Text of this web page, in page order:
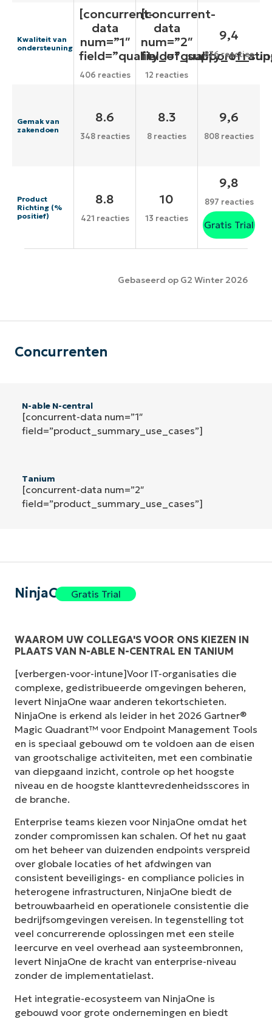
Kwaliteit van
ondersteuning
[concurrent-
data
num=”1″
406 reacties
[concurrent-
data
num=”2″
12 reacties
9,4
876 reacties
Gemak van
zakendoen
8.6
348 reacties
8.3
8 reacties
9,6
808 reacties
Product
Richting (%
positief)
8.8
421 reacties
10
13 reacties
9,8
897 reacties
Gratis Trial
Gebaseerd op G2 Winter 2026
Concurrenten
N-able N-central
[concurrent-data num=”1″
field=”product_summary_use_cases”]
Tanium
[concurrent-data num=”2″
field=”product_summary_use_cases”]
NinjaOneGratis Trial
WAAROM UW COLLEGA'S VOOR ONS KIEZEN IN
PLAATS VAN N-ABLE N-CENTRAL EN TANIUM
[verbergen-voor-intune]Voor IT-organisaties die
complexe, gedistribueerde omgevingen beheren,
levert NinjaOne waar anderen tekortschieten.
NinjaOne is erkend als leider in het 2026 Gartner®
Magic Quadrant™ voor Endpoint Management Tools
en is speciaal gebouwd om te voldoen aan de eisen
van grootschalige activiteiten, met een combinatie
van diepgaand inzicht, controle op het hoogste
niveau en de hoogste klanttevredenheidsscores in
de branche.
Enterprise teams kiezen voor NinjaOne omdat het
zonder compromissen kan schalen. Of het nu gaat
om het beheer van duizenden endpoints verspreid
over globale locaties of het afdwingen van
consistent beveiligings- en compliance policies in
heterogene infrastructuren, NinjaOne biedt de
betrouwbaarheid en operationele consistentie die
bedrijfsomgevingen vereisen. In tegenstelling tot
veel concurrerende oplossingen met een steile
leercurve en veel overhead aan systeembronnen,
levert NinjaOne de kracht van enterprise-niveau
zonder de implementatielast.
Het integratie-ecosysteem van NinjaOne is
gebouwd voor grote ondernemingen en biedt